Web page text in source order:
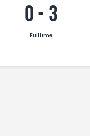
0 - 3
Fulltime